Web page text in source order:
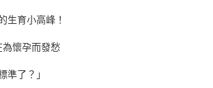
生育小高峰！
懷孕而發愁
準了？」